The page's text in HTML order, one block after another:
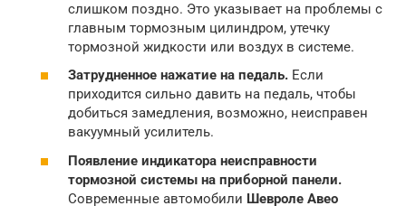
слишком поздно. Это указывает на проблемы с
главным тормозным цилиндром, утечку
тормозной жидкости или воздух в системе.
Затрудненное нажатие на педаль. Если
приходится сильно давить на педаль, чтобы
добиться замедления, возможно, неисправен
вакуумный усилитель.
Появление индикатора неисправности
тормозной системы на приборной панели.
Современные автомобили Шевроле Авео